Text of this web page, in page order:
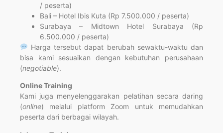
/ peserta)
Bali – Hotel Ibis Kuta (Rp 7.500.000 / peserta)
Surabaya – Midtown Hotel Surabaya (Rp
6.500.000 / peserta)
Harga tersebut dapat berubah sewaktu-waktu dan
bisa kami sesuaikan dengan kebutuhan perusahaan
(negotiable).
Online Training
Kami juga menyelenggarakan pelatihan secara daring
(online) melalui platform Zoom untuk memudahkan
peserta dari berbagai wilayah.